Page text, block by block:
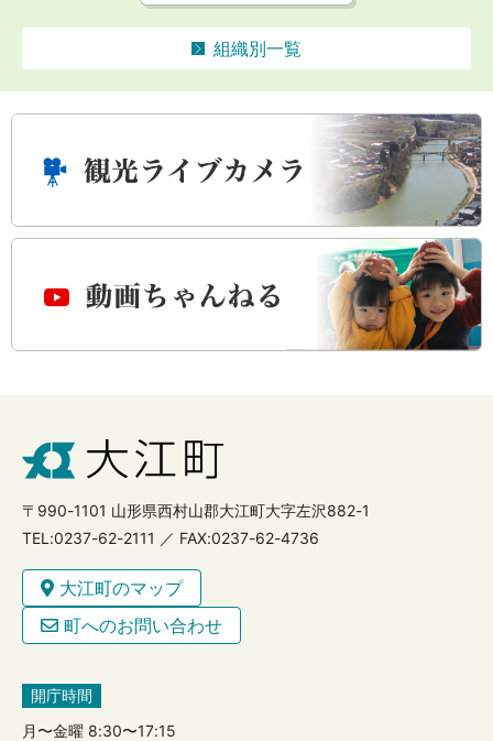
組織別一覧
〒990-1101 山形県西村山郡大江町大字左沢882-1
TEL:0237-62-2111 ／ FAX:0237-62-4736
大江町のマップ
町へのお問い合わせ
開庁時間
月〜金曜 8:30〜17:15